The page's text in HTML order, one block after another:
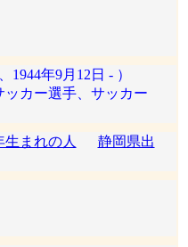
年9月12日 - ）
カー選手、サッカー
生まれの人
静岡県出